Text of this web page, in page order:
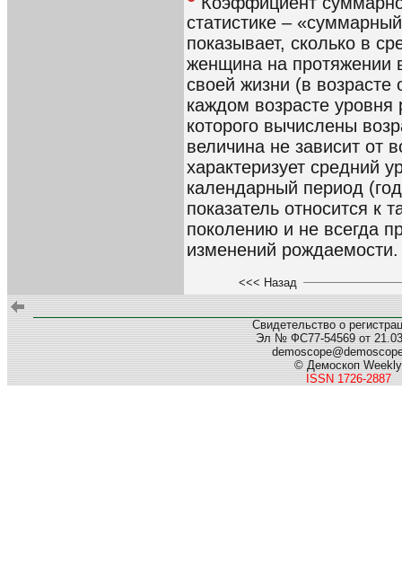
статистике –
показывает, сколько в
женщина на протяжении
своей жизни (в возрасте
каждом возрасте уровня
которого вычислены
величина не зависит от
характеризует средний
календарный период
показатель относится к
поколению и не всегда
изменений рождаемости.
<<< Назад
Свидетельство о
Эл № ФС77-54569 от
© Демоскоп Weekly
ISSN 1726-2887